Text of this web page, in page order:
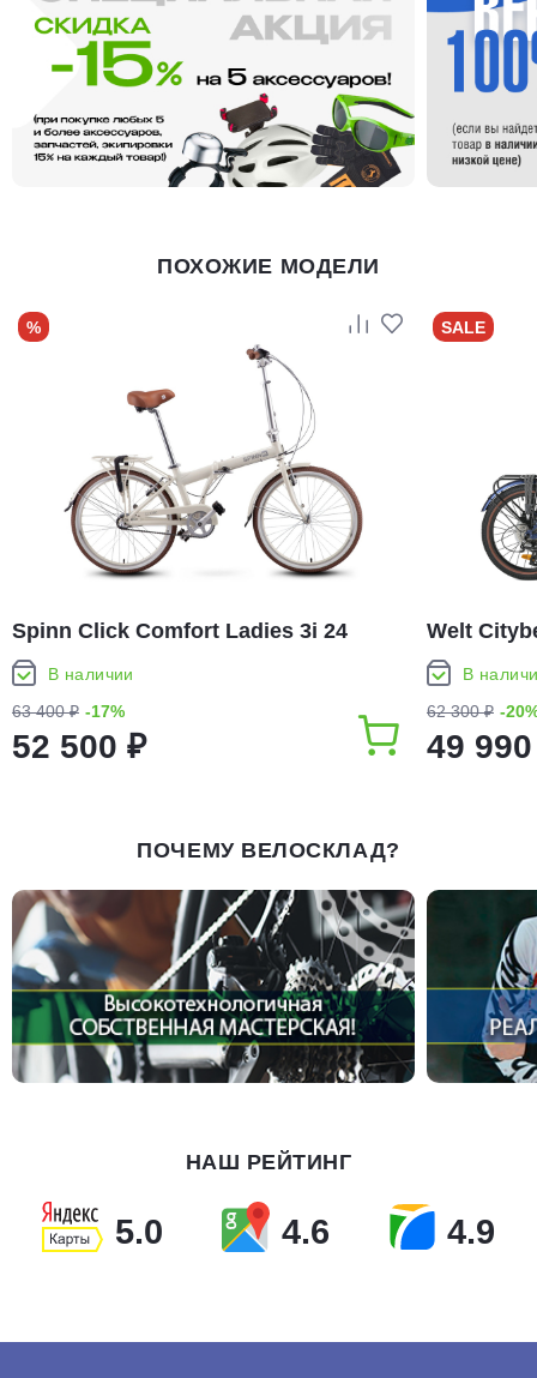
ПОХОЖИЕ МОДЕЛИ
%
Spinn Click Comfort Ladies 3i 24
(2026)
В наличии
63 400 ₽ -17%
52 500 ₽
SALE
Welt
В
62 300 ₽ -
49
ПОЧЕМУ ВЕЛОСКЛАД?
НАШ РЕЙТИНГ
5.0 4.6 4.9